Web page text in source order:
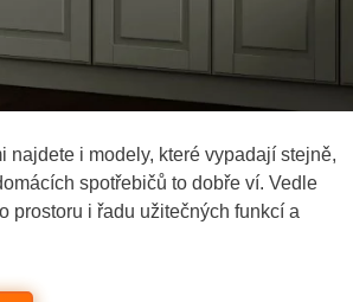
i modely, které vypadají stejně,
spotřebičů to dobře ví. Vedle
prostoru i řadu užitečných funkcí a